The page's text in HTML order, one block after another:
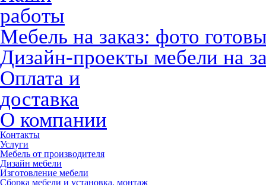
работы
Мебель на заказ: фото
Дизайн-проекты мебели на
Оплата и
доставка
О компании
Контакты
Услуги
Мебель от производителя
Дизайн мебели
Изготовление мебели
Сборка мебели и установка, монтаж